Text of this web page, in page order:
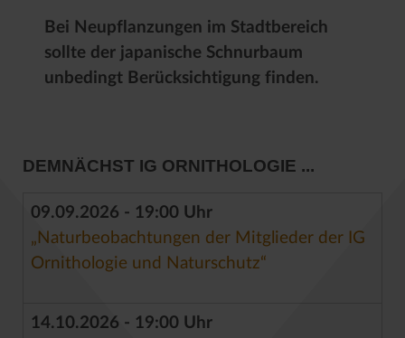
Bei Neupflanzungen im Stadtbereich
sollte der japanische Schnurbaum
unbedingt Berücksichtigung finden.
DEMNÄCHST IG ORNITHOLOGIE ...
09.09.2026 - 19:00 Uhr
„Naturbeobachtungen der Mitglieder der IG
Ornithologie und Naturschutz“
14.10.2026 - 19:00 Uhr